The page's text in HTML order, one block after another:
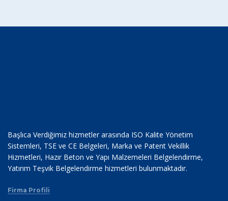
Başlıca Verdiğimiz hizmetler arasında ISO Kalite Yönetim
Sistemleri, TSE ve CE Belgeleri, Marka ve Patent Vekillik
Hizmetleri, Hazır Beton ve Yapı Malzemeleri Belgelendirme,
Yatırım Teşvik Belgelendirme hizmetleri bulunmaktadır.
Firma Profili